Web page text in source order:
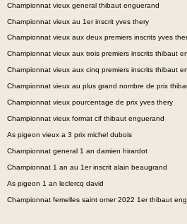
Championnat vieux general thibaut enguerand
Championnat vieux au 1er inscrit yves thery
Championnat vieux aux deux premiers inscrits yves
Championnat vieux aux trois premiers inscrits thibaut
Championnat vieux aux cinq premiers inscrits thibaut
Championnat vieux au plus grand nombre de prix
Championnat vieux pourcentage de prix yves thery
Championnat vieux format cif thibaut enguerand
As pigeon vieux a 3 prix michel dubois
Championnat general 1 an damien hirardot
Championnat 1 an au 1er inscrit alain beaugrand
As pigeon 1 an leclercq david
Championnat femelles saint omer 2022 1er thibaut